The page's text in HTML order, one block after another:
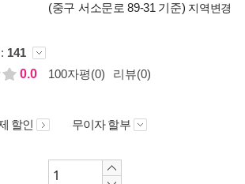
(중구 서소문로 89-31 기준) 지역변경
141
0.0
100자평(0) 리뷰(0)
할인 무이자 할부